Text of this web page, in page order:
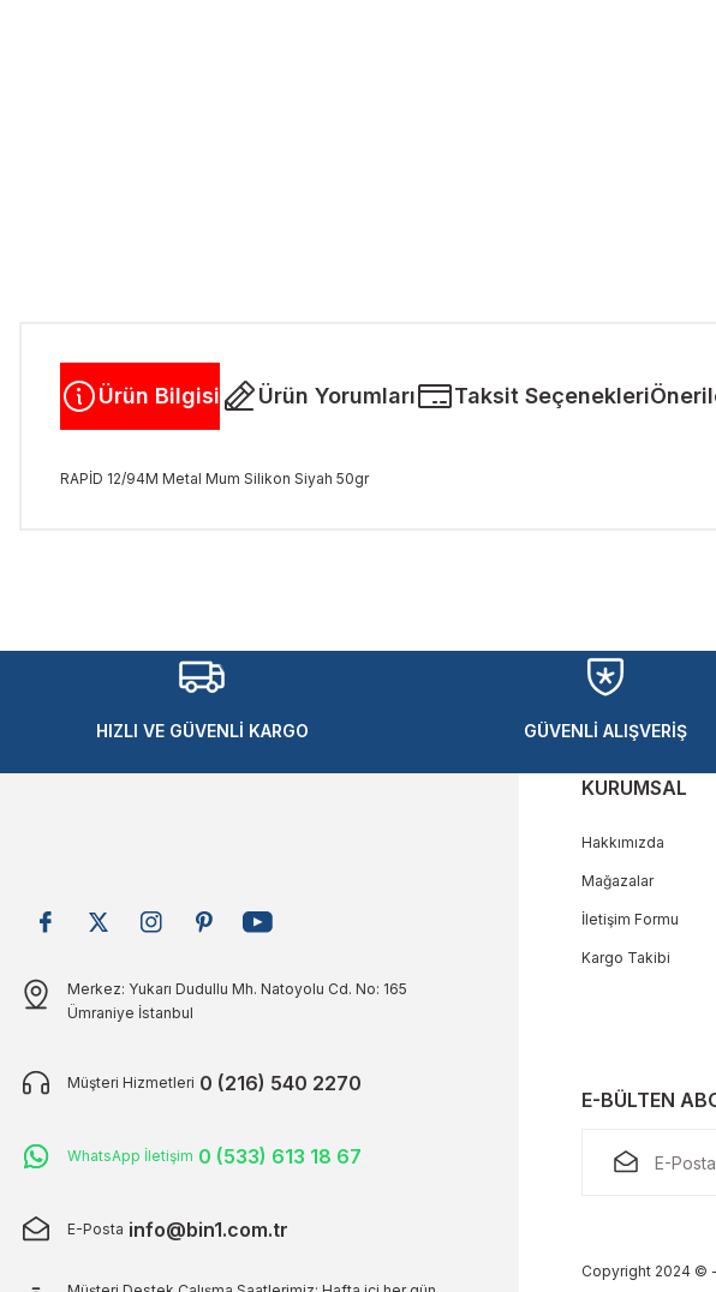
Ürün Bilgisi Ürün Yorumları Taksit Seçenekleri
RAPİD 12/94M Metal Mum Silikon Siyah 50gr
Ürün açıklamasında eksik bilgiler bulunuyor.
Ürün bilgilerinde hatalar bulunuyor.
Ürün fiyatı diğer sitelerden daha pahalı.
HIZLI VE GÜVENLİ KARGO GÜVENLİ ALIŞVERİŞ
Merkez: Yukarı Dudullu Mh. Natoyolu Cd. No: 165
Ümraniye İstanbul
Müşteri Hizmetleri 0 (216) 540 2270
WhatsApp İletişim 0 (533) 613 18 67
E-Posta info@bin1.com.tr
KURUMSAL
Hakkımızda
Mağazalar
İletişim Formu
Kargo Takibi
E-BÜLTEN
Copyright 2024 © -